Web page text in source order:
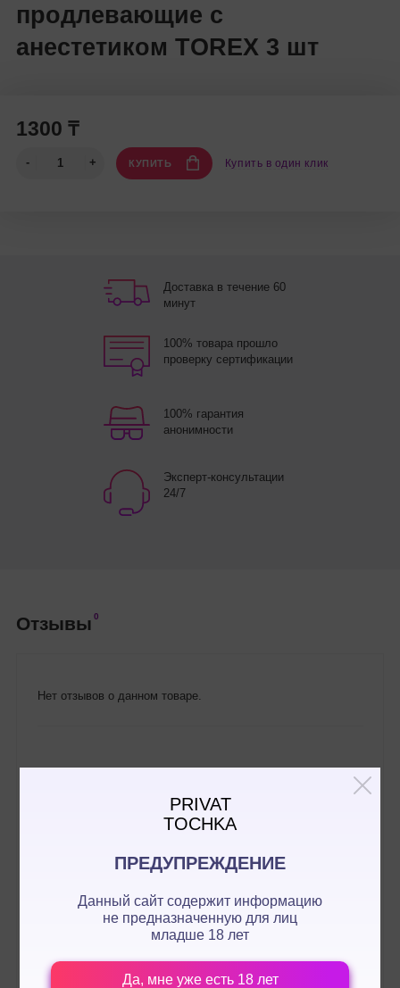
PRIVAT
TOCHKA
ПРЕДУПРЕЖДЕНИЕ
Данный сайт содержит информацию
не предназначенную для лиц
младше 18 лет
Да, мне уже есть 18 лет
продлевающие с
анестетиком TOREX 3 шт
1300 ₸
КУПИТЬ Купить в один клик
Доставка в течение 60
минут
100% товара прошло
проверку сертификации
100% гарантия
анонимности
Эксперт-консультации
24/7
Отзывы 0
Нет отзывов о данном товаре.